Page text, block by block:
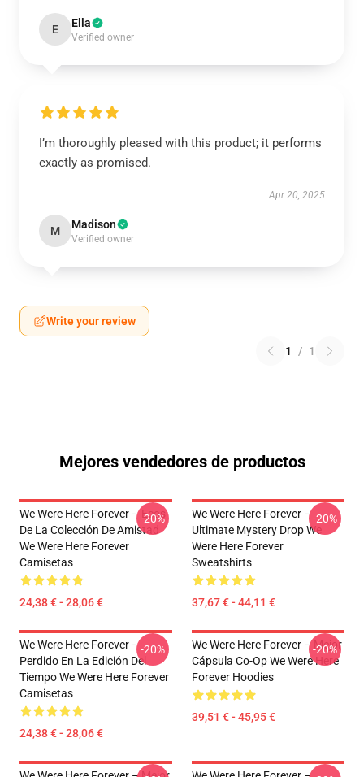
E Ella
Verified owner
I’m thoroughly pleased with this product; it performs
exactly as promised.
Apr 20, 2025
M Madison
Verified owner
Write your review
1 / 1
Mejores vendedores de productos
We Were Here Forever – Ecos
De La Colección De Amistad
We Were Here Forever
Camisetas
24,38 € - 28,06 €
-20%
We Were Here Forever –
Ultimate Mystery Drop We
Were Here Forever
Sweatshirts
37,67 € - 44,11 €
-20%
We Were Here Forever –
Perdido En La Edición Del
Tiempo We Were Here Forever
Camisetas
24,38 € - 28,06 €
-20%
We Were Here Forever – Mejor
Cápsula Co-Op We Were Here
Forever Hoodies
39,51 € - 45,95 €
-20%